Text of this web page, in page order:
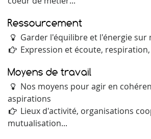
Ressourcement
Garder l'équilibre et l'énergie sur
Expression et écoute,
Moyens de travail
Nos moyens pour agir en
aspirations
Lieux d'activité, organisations
mutualisation...